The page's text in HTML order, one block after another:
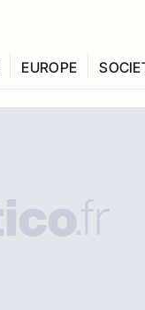
EUROPE